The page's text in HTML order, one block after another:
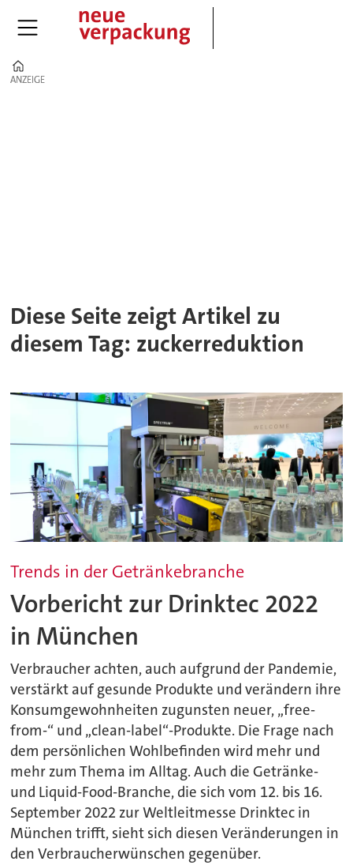
ANZEIGE
ANZEIGE
Diese Seite zeigt Artikel zu
diesem Tag: zuckerreduktion
Trends in der Getränkebranche
Vorbericht zur Drinktec 2022
in München
Verbraucher achten, auch aufgrund der Pandemie,
verstärkt auf gesunde Produkte und verändern ihre
Konsumgewohnheiten zugunsten neuer, „free-
from-“ und „clean-label“-Produkte. Die Frage nach
dem persönlichen Wohlbefinden wird mehr und
mehr zum Thema im Alltag. Auch die Getränke-
und Liquid-Food-Branche, die sich vom 12. bis 16.
September 2022 zur Weltleitmesse Drinktec in
München trifft, sieht sich diesen Veränderungen in
den Verbraucherwünschen gegenüber.